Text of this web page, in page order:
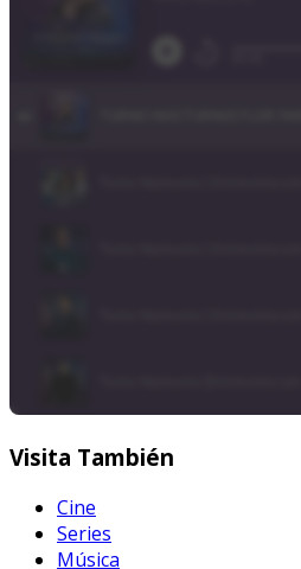
Visita También
Cine
Series
Música